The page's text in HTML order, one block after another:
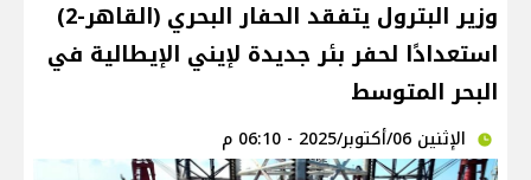
وزير البترول يتفقد الحفار البحري (القاهر-2)
استعدادًا لحفر بئر جديدة لإيني الإيطالية في
البحر المتوسط
الإثنين 06/أكتوبر/2025 - 06:10 م